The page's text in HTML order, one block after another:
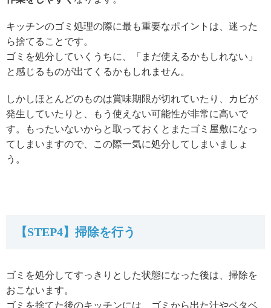
キッチンのゴミ処理の際に最も重要なポイントは、迷った
ら捨てることです。
ゴミを処分していくうちに、「まだ使えるかもしれない」
と感じるものが出てくるかもしれません。
しかしほとんどのものは賞味期限が切れていたり、カビが
発生していたりと、もう使えない可能性が非常に高いで
す。もったいないからと取っておくとまたゴミ屋敷になっ
てしまいますので、この際一気に処分してしまいましょ
う。
【STEP4】掃除を行う
ゴミを処分してすっきりとした状態になった後は、掃除を
おこないます。
ゴミを捨てた後のキッチンには、ゴミから出た汁やベタベ